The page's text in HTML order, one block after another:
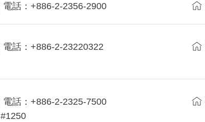
電話：+886-2-2356-2900
電話：+886-2-23220322
電話：+886-2-2325-7500
#1250